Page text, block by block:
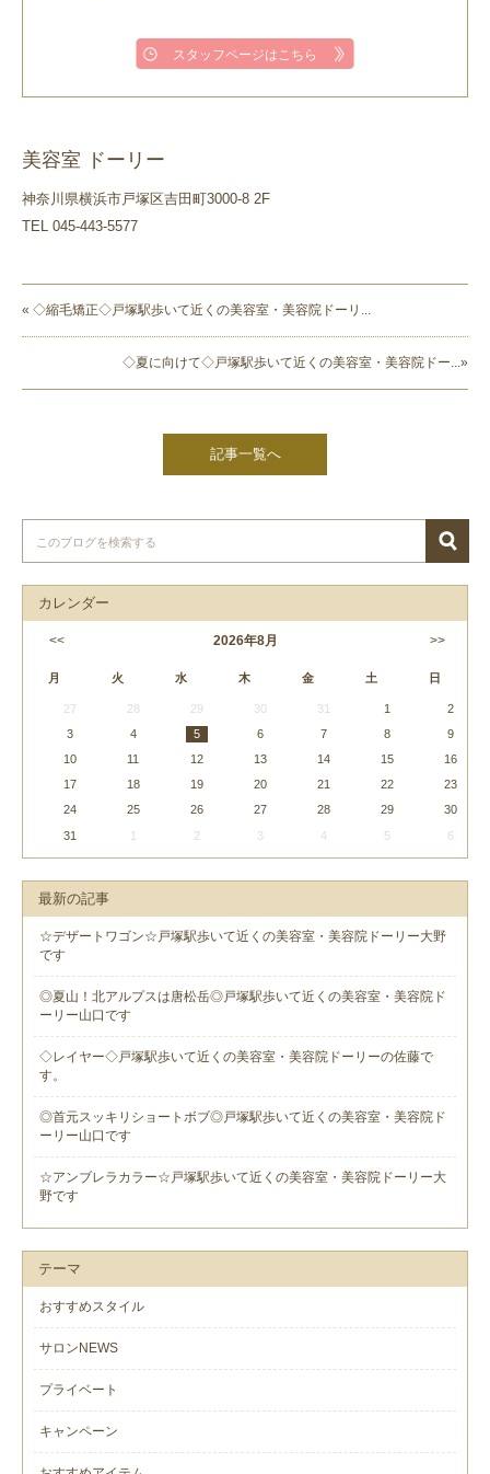
スタッフページはこちら
美容室 ドーリー
神奈川県横浜市戸塚区吉田町3000-8 2F
TEL 045-443-5577
« ◇縮毛矯正◇戸塚駅歩いて近くの美容室・美容院ドーリ...
◇夏に向けて◇戸塚駅歩いて近くの美容室・美容院ドー...»
記事一覧へ
カレンダー
2026年8月
<< >>
月 火 水 木 金 土 日
27 28 29 30 31 1
2
3
4 5 6 7 8
9
10
11 12 13 14 15
16
17
18 19 20 21 22
23
24
25 26 27 28 29
30
31
1 2 3 4 5 6
最新の記事
☆デザートワゴン☆戸塚駅歩いて近くの美容室・美容院ドーリー大野
です
◎夏山！北アルプスは唐松岳◎戸塚駅歩いて近くの美容室・美容院ド
ーリー山口です
◇レイヤー◇戸塚駅歩いて近くの美容室・美容院ドーリーの佐藤で
す。
◎首元スッキリショートボブ◎戸塚駅歩いて近くの美容室・美容院ド
ーリー山口です
☆アンブレラカラー☆戸塚駅歩いて近くの美容室・美容院ドーリー大
野です
テーマ
おすすめスタイル
サロンNEWS
プライベート
キャンペーン